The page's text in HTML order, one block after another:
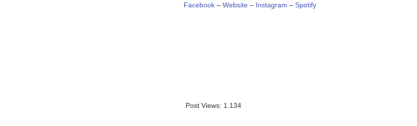
Facebook – Website – Instagram – Spotify
Post Views: 1.134